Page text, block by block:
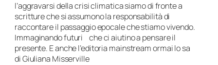
l’aggravarsi della crisi climatica siamo di fronte a
scritture che si assumono la responsabilità di
raccontare il passaggio epocale che stiamo vivendo.
Immaginando futuri che ci aiutino a pensare il
presente. E anche l’editoria mainstream ormai lo sa
di Giuliana Misserville